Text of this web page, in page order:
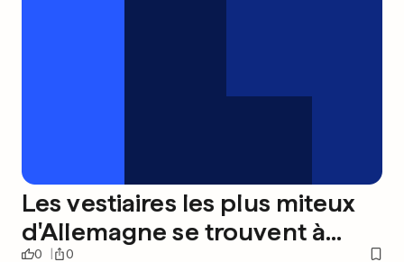
Les vestiaires les plus miteux
d'Allemagne se trouvent à...
0 0